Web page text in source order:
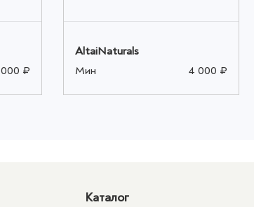
₽
AltaiNaturals
Мин
4 000 ₽
Каталог